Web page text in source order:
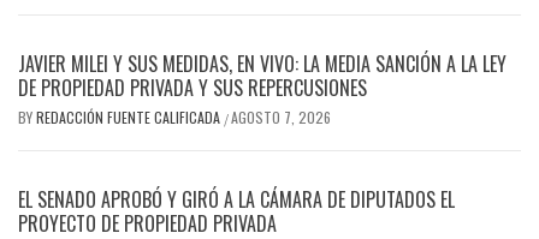
JAVIER MILEI Y SUS MEDIDAS, EN VIVO: LA MEDIA SANCIÓN A LA LEY
DE PROPIEDAD PRIVADA Y SUS REPERCUSIONES
BYREDACCIÓN FUENTE CALIFICADA /AGOSTO 7, 2026
EL SENADO APROBÓ Y GIRÓ A LA CÁMARA DE DIPUTADOS EL
PROYECTO DE PROPIEDAD PRIVADA